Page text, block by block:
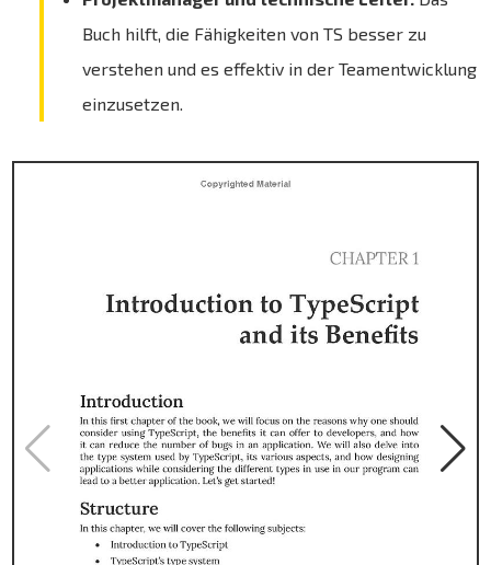
Buch hilft, die Fähigkeiten von TS besser zu
verstehen und es effektiv in der Teamentwicklung
einzusetzen.